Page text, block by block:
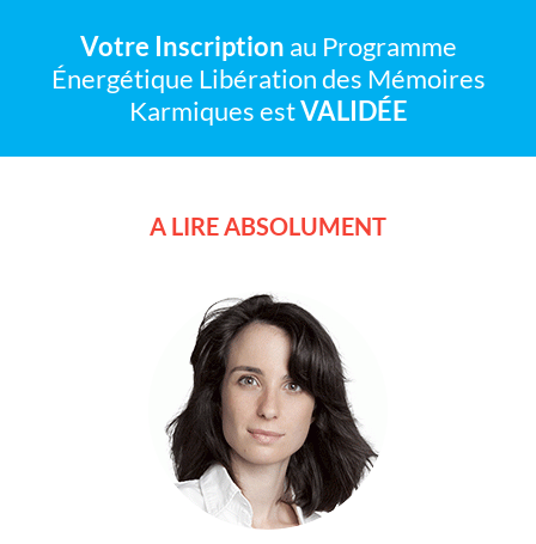
Votre Inscription au Programme
Énergétique Libération des Mémoires
Karmiques estVALIDÉE
A LIRE ABSOLUMENT